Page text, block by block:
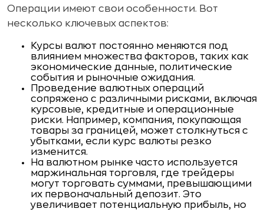
Операции имеют свои особенности. Вот
несколько ключевых аспектов:
Курсы валют постоянно меняются под
влиянием множества факторов, таких как
экономические данные, политические
события и рыночные ожидания.
Проведение валютных операций
сопряжено с различными рисками, включая
курсовые, кредитные и операционные
риски. Например, компания, покупающая
товары за границей, может столкнуться с
убытками, если курс валюты резко
изменится.
На валютном рынке часто используется
маржинальная торговля, где трейдеры
могут торговать суммами, превышающими
их первоначальный депозит. Это
увеличивает потенциальную прибыль, но